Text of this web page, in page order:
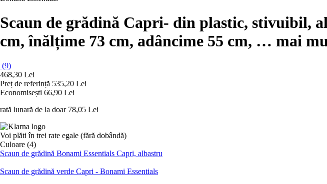
Scaun de grădină Capri- din plastic, stivuibil,
cm, înălțime 73 cm, adâncime 55 cm, … mai
(9)
468,30 Lei
Preț de referință 535,20 Lei
Economisești 66,90 Lei
rată lunară de la doar 78,05 Lei
Voi plăti în trei rate egale (fără dobândă)
Culoare (4)
Scaun de grădină Bonami Essentials Capri, albastru
Scaun de grădină verde Capri - Bonami Essentials